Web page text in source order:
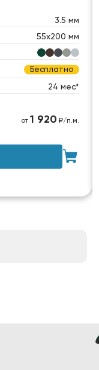
3.5 мм
55х200 мм
Бесплатно
24 мес*
от 1 920 ₽/п.м.